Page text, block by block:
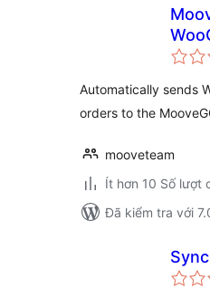
Automatically sends
orders to the
mooveteam
Ít hơn 10 Số lượt
Đã kiểm tra với